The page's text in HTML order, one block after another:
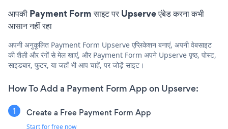
आपकी Payment Form साइट पर Upserve एंबेड करना कभी
आसान नहीं रहा
अपनी अनुकूलित Payment Form Upserve एप्लिकेशन बनाएं, अपनी वेबसाइट
की शैली और रंगों से मेल खाएं, और Payment Form अपने Upserve पृष्ठ, पोस्ट,
साइडबार, फुटर, या जहाँ भी आप चाहें, पर जोड़ें साइट।
How To Add a Payment Form App on Upserve:
Create a Free Payment Form App
Start for free now